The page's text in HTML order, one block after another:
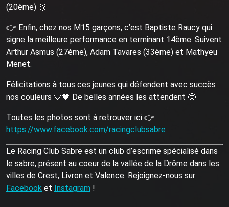
(20ème) 🥉
👉 Enfin, chez nos M15 garçons, c’est Baptiste Raucy qui
signe la meilleure performance en terminant 14ème. Suivent
Arthur Asmus (27ème), Adam Tavares (33ème) et Mathyeu
Menet.
Félicitations à tous ces jeunes qui défendent avec succès
nos couleurs 💛🖤 De belles années les attendent 🤩
Toutes les photos sont à retrouver ici 👉
https://www.facebook.com/racingclubsabre
Le Racing Club Sabre est un club d’escrime spécialisé dans
le sabre, présent au coeur de la vallée de la Drôme dans les
villes de Crest, Livron et Valence. Rejoignez-nous sur
Facebook et Instagram !